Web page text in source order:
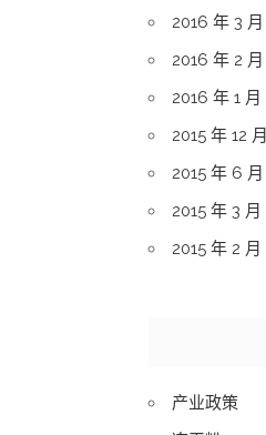
2016 年 3 月
2016 年 2 月
2016 年 1 月
2015 年 12 月
2015 年 6 月
2015 年 3 月
2015 年 2 月
产业政策